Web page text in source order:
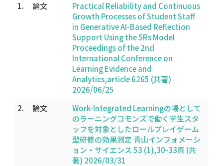
1.
論文
Practical Reliability and Continuous
Growth Processes of Student Staff
in Generative AI-Based Reflection
Support Using the 5Rs Model
Proceedings of the 2nd
International Conference on
Learning Evidence and
Analytics,article 6265 (共著)
2026/06/25
2.
論文
Work-Integrated Learningの場として
のラーニングコモンズで働く学生スタ
ッフを対象としたロールプレイゲーム
型研修の効果測定 青山インフォメーシ
ョン・サイエンス 53 (1),30-33頁 (共
著) 2026/03/31